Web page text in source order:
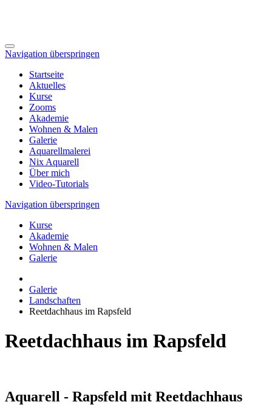
Navigation überspringen
Startseite
Aktuelles
Kurse
Zooms
Akademie
Wohnen & Malen
Galerie
Aquarellmalerei
Nix Aquarell
Über mich
Video-Tutorials
Navigation überspringen
Kurse
Akademie
Wohnen & Malen
Galerie
Galerie
Landschaften
Reetdachhaus im Rapsfeld
Reetdachhaus im Rapsfeld
Aquarell - Rapsfeld mit Reetdachhaus